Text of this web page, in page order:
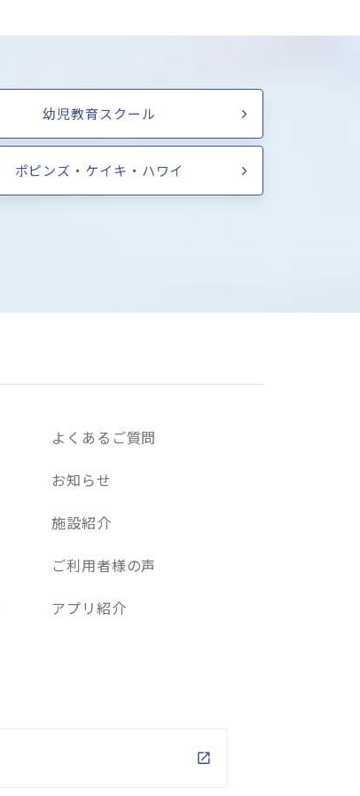
幼児教育スクール
ポピンズ・ケイキ・ハワイ
よくあるご質問
お知らせ
施設紹介
ご利用者様の声
アプリ紹介